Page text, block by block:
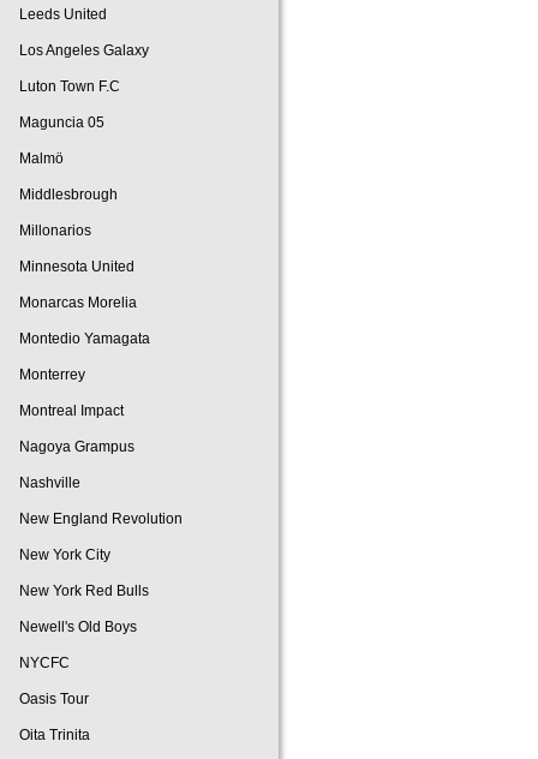
Leeds United
Los Angeles Galaxy
Luton Town F.C
Maguncia 05
Malmö
Middlesbrough
Millonarios
Minnesota United
Monarcas Morelia
Montedio Yamagata
Monterrey
Montreal Impact
Nagoya Grampus
Nashville
New England Revolution
New York City
New York Red Bulls
Newell's Old Boys
NYCFC
Oasis Tour
Oita Trinita